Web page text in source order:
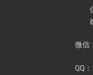
信
欢
微信
QQ